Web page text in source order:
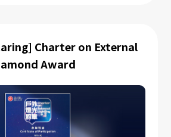
Charter on External
Award